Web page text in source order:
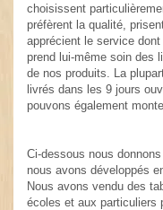
choisissent
préfèrent la qualité,
apprécient le service
prend lui-même soin des
de nos produits. La
livrés dans les 9 jours
pouvons également
Ci-dessous nous
nous avons développés
Nous avons vendu des
écoles et aux particuliers